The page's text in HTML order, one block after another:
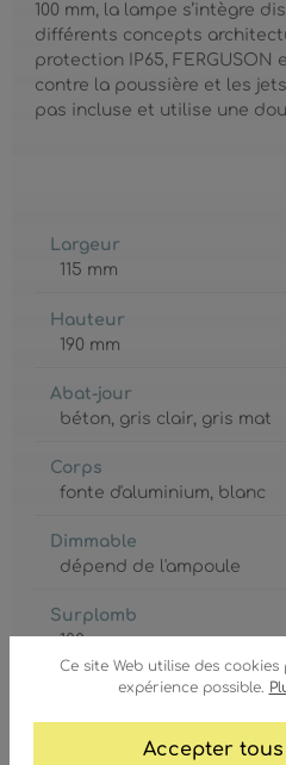
Ce site Web utilise des
expérience possible.
Accepter
100 mm, la lampe s’intègre
différents concepts
protection IP65,
contre la poussière et les jets
pas incluse et utilise une
Largeur
115 mm
Hauteur
190 mm
Abat-jour
béton, gris clair, gris mat
Corps
fonte d'aluminium, blanc
Dimmable
dépend de l'ampoule
Surplomb
100 mm
GTIN/EAN :